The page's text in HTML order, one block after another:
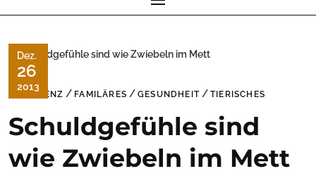
Dez.
26
2013
DEMENZ / FAMILÄRES /GESUNDHEIT /TIERISCHES
Schuldgefühle sind
wie Zwiebeln im Mett